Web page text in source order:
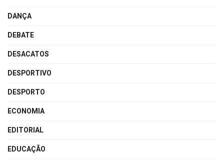
DANÇA
DEBATE
DESACATOS
DESPORTIVO
DESPORTO
ECONOMIA
EDITORIAL
EDUCAÇÃO